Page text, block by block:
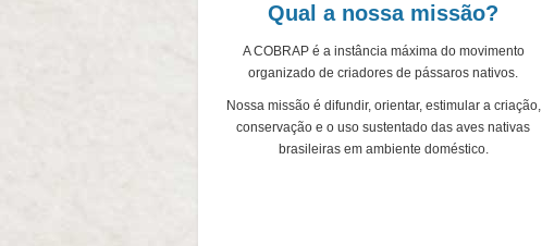
Qual a nossa missão?
A COBRAP é a instância máxima do movimento
organizado de criadores de pássaros nativos.
Nossa missão é difundir, orientar, estimular a criação,
conservação e o uso sustentado das aves nativas
brasileiras em ambiente doméstico.